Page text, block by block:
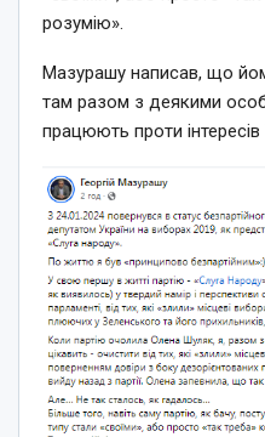
розумію».
Мазурашу написав, що
там разом з деякими
працюють проти